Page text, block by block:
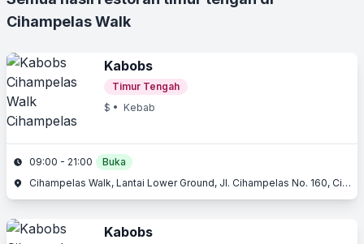
Cihampelas Walk
Kabobs
Timur Tengah
$ • Kebab
09:00 - 21:00
Buka
Cihampelas Walk, Lantai Lower Ground, Jl. Cihampelas No. 160, Cihampelas, Bandung, Jawa Barat
Kabobs